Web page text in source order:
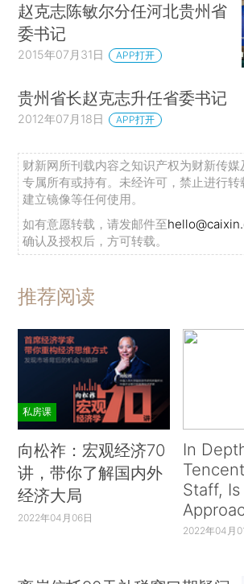
赵克志陈敏尔分任河北贵州省
委书记
2015年07月31日 APP打开
贵州省长赵克志升任省委书记
2012年07月18日 APP打开
财新网所刊载内容之知识产权为财新传媒
专属所有或持有。未经许可，禁止进行转
建立镜像等任何使用。
如有意愿转载，请发邮件至
确认及授权后，方可转载。
推荐阅读
私房课
向松祚：宏观经济70
讲，带你了解国内外
经济大局
2022年04月06日
In
Staff, Is
2022年04月